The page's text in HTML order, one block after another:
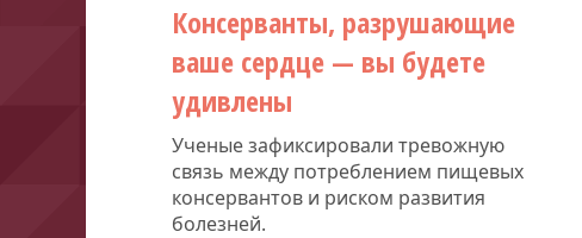
Консерванты, разрушающие
ваше сердце — вы будете
удивлены
Ученые зафиксировали тревожную
связь между потреблением пищевых
консервантов и риском развития
болезней.